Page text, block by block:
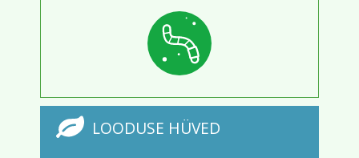
LOODUSE HÜVED